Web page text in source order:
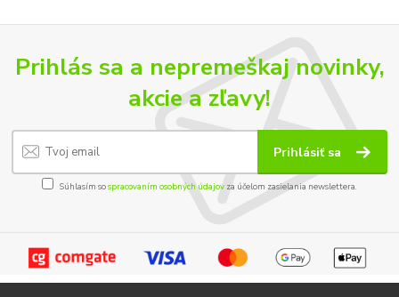
Prihlás sa a nepremeškaj novinky,
akcie a zľavy!
Prihlásiť sa
Súhlasím sospracovaním osobných údajov za účelom zasielania newslettera.